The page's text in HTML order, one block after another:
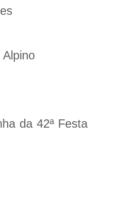
da 42ª Festa